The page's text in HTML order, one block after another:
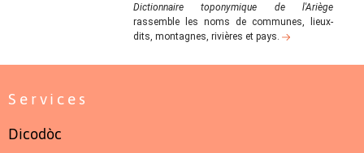
Dictionnaire toponymique de l'Ariège
rassemble les noms de communes, lieux-
dits, montagnes, rivières et pays.
Services
Dicodòc